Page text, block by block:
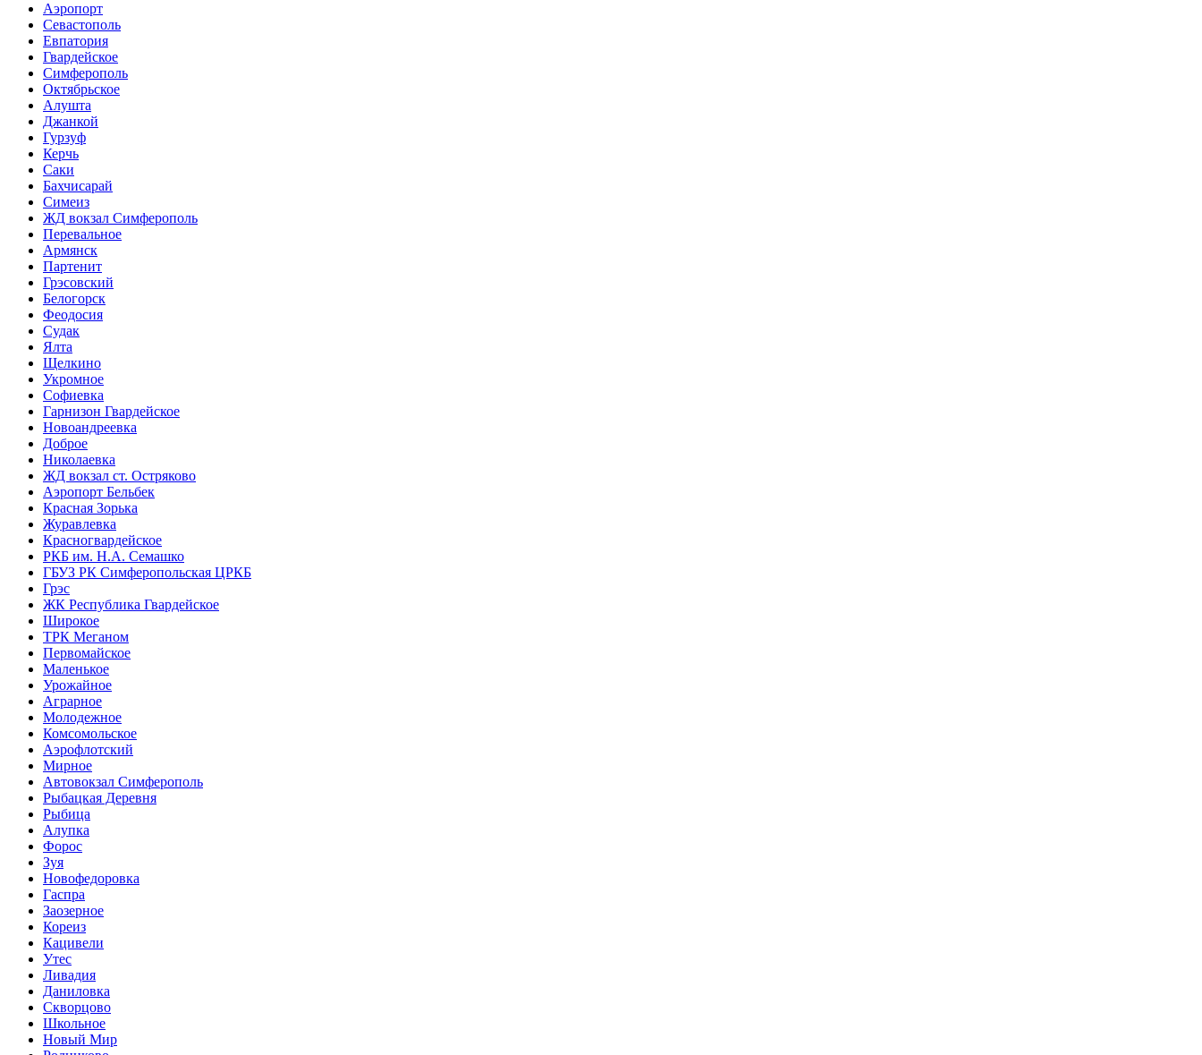
Аэропорт
Севастополь
Евпатория
Гвардейское
Симферополь
Октябрьское
Алушта
Джанкой
Гурзуф
Керчь
Саки
Бахчисарай
Симеиз
ЖД вокзал Симферополь
Перевальное
Армянск
Партенит
Грэсовский
Белогорск
Феодосия
Судак
Ялта
Щелкино
Укромное
Софиевка
Гарнизон Гвардейское
Новоандреевка
Доброе
Николаевка
ЖД вокзал ст. Остряково
Аэропорт Бельбек
Красная Зорька
Журавлевка
Красногвардейское
РКБ им. Н.А. Семашко
ГБУЗ РК Симферопольская ЦРКБ
Грэс
ЖК Республика Гвардейское
Широкое
ТРК Меганом
Первомайское
Маленькое
Урожайное
Аграрное
Молодежное
Комсомольское
Аэрофлотский
Мирное
Автовокзал Симферополь
Рыбацкая Деревня
Рыбица
Алупка
Форос
Зуя
Новофедоровка
Гаспра
Заозерное
Кореиз
Кацивели
Утес
Ливадия
Даниловка
Скворцово
Школьное
Новый Мир